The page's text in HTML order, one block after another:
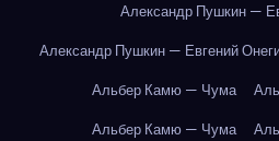
Александр Пушкин —
Александр Пушкин — Евгений
Альбер Камю — Чума
Альбер Камю — Чума